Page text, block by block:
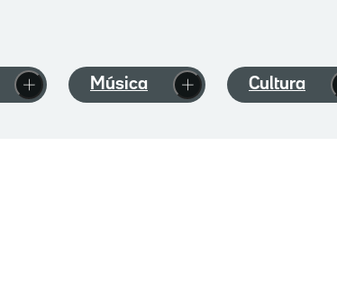
Música Cultura